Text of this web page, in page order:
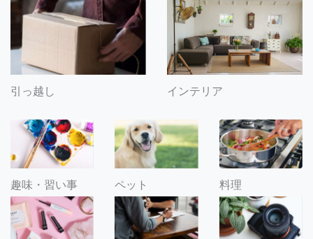
引っ越し インテリア
趣味・習い事 ペット 料理